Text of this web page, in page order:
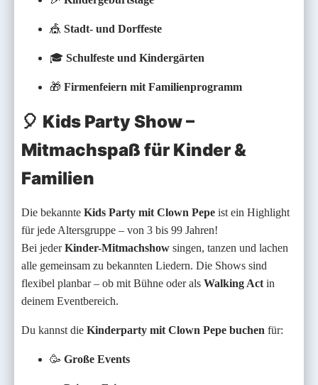
🎪 Stadt- und Dorffeste
🎓 Schulfeste und Kindergärten
🎁 Firmenfeiern mit Familienprogramm
🎈 Kids Party Show –
Mitmachspaß für Kinder &
Familien
Die bekannte Kids Party mit Clown Pepe ist ein Highlight
für jede Altersgruppe – von 3 bis 99 Jahren!
Bei jederKinder-Mitmachshow singen, tanzen und lachen
alle gemeinsam zu bekannten Liedern. Die Shows sind
flexibel planbar – ob mit Bühne oder als Walking Act in
deinem Eventbereich.
Du kannst die Kinderparty mit Clown Pepe buchen für:
🥳 Große Events